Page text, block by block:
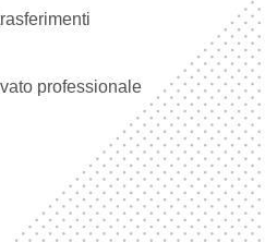
professionale